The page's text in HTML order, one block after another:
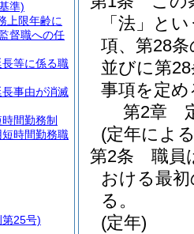
「法」と
項、第28
並びに第
事項を定
第2章
(定年によ
第2条
職員
おける最
る。
(定年)
準)
上限年齢に
督職への任
等に係る職
事由が消滅
間勤務制
時間勤務職
25号)